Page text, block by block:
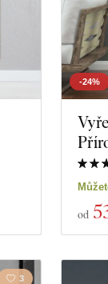
-24%
od
3